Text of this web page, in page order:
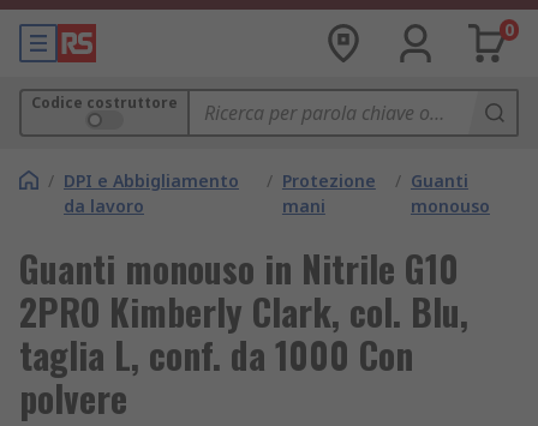
0
Codice costruttore
/ DPI e Abbigliamento
da lavoro
/ Protezione
mani
/ Guanti
monouso
Guanti monouso in Nitrile G10
2PRO Kimberly Clark, col. Blu,
taglia L, conf. da 1000 Con
polvere